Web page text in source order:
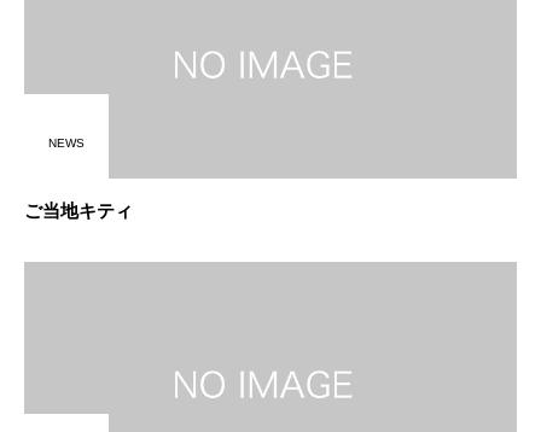
NEWS
ご当地キティ